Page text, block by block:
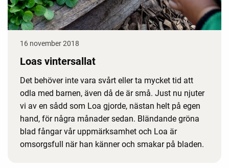
16 november 2018
Loas vintersallat
Det behöver inte vara svårt eller ta mycket tid att
odla med barnen, även då de är små. Just nu njuter
vi av en sådd som Loa gjorde, nästan helt på egen
hand, för några månader sedan. Bländande gröna
blad fångar vår uppmärksamhet och Loa är
omsorgsfull när han känner och smakar på bladen.